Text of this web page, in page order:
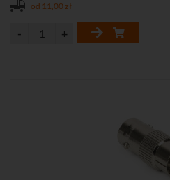
od 11,00 zł